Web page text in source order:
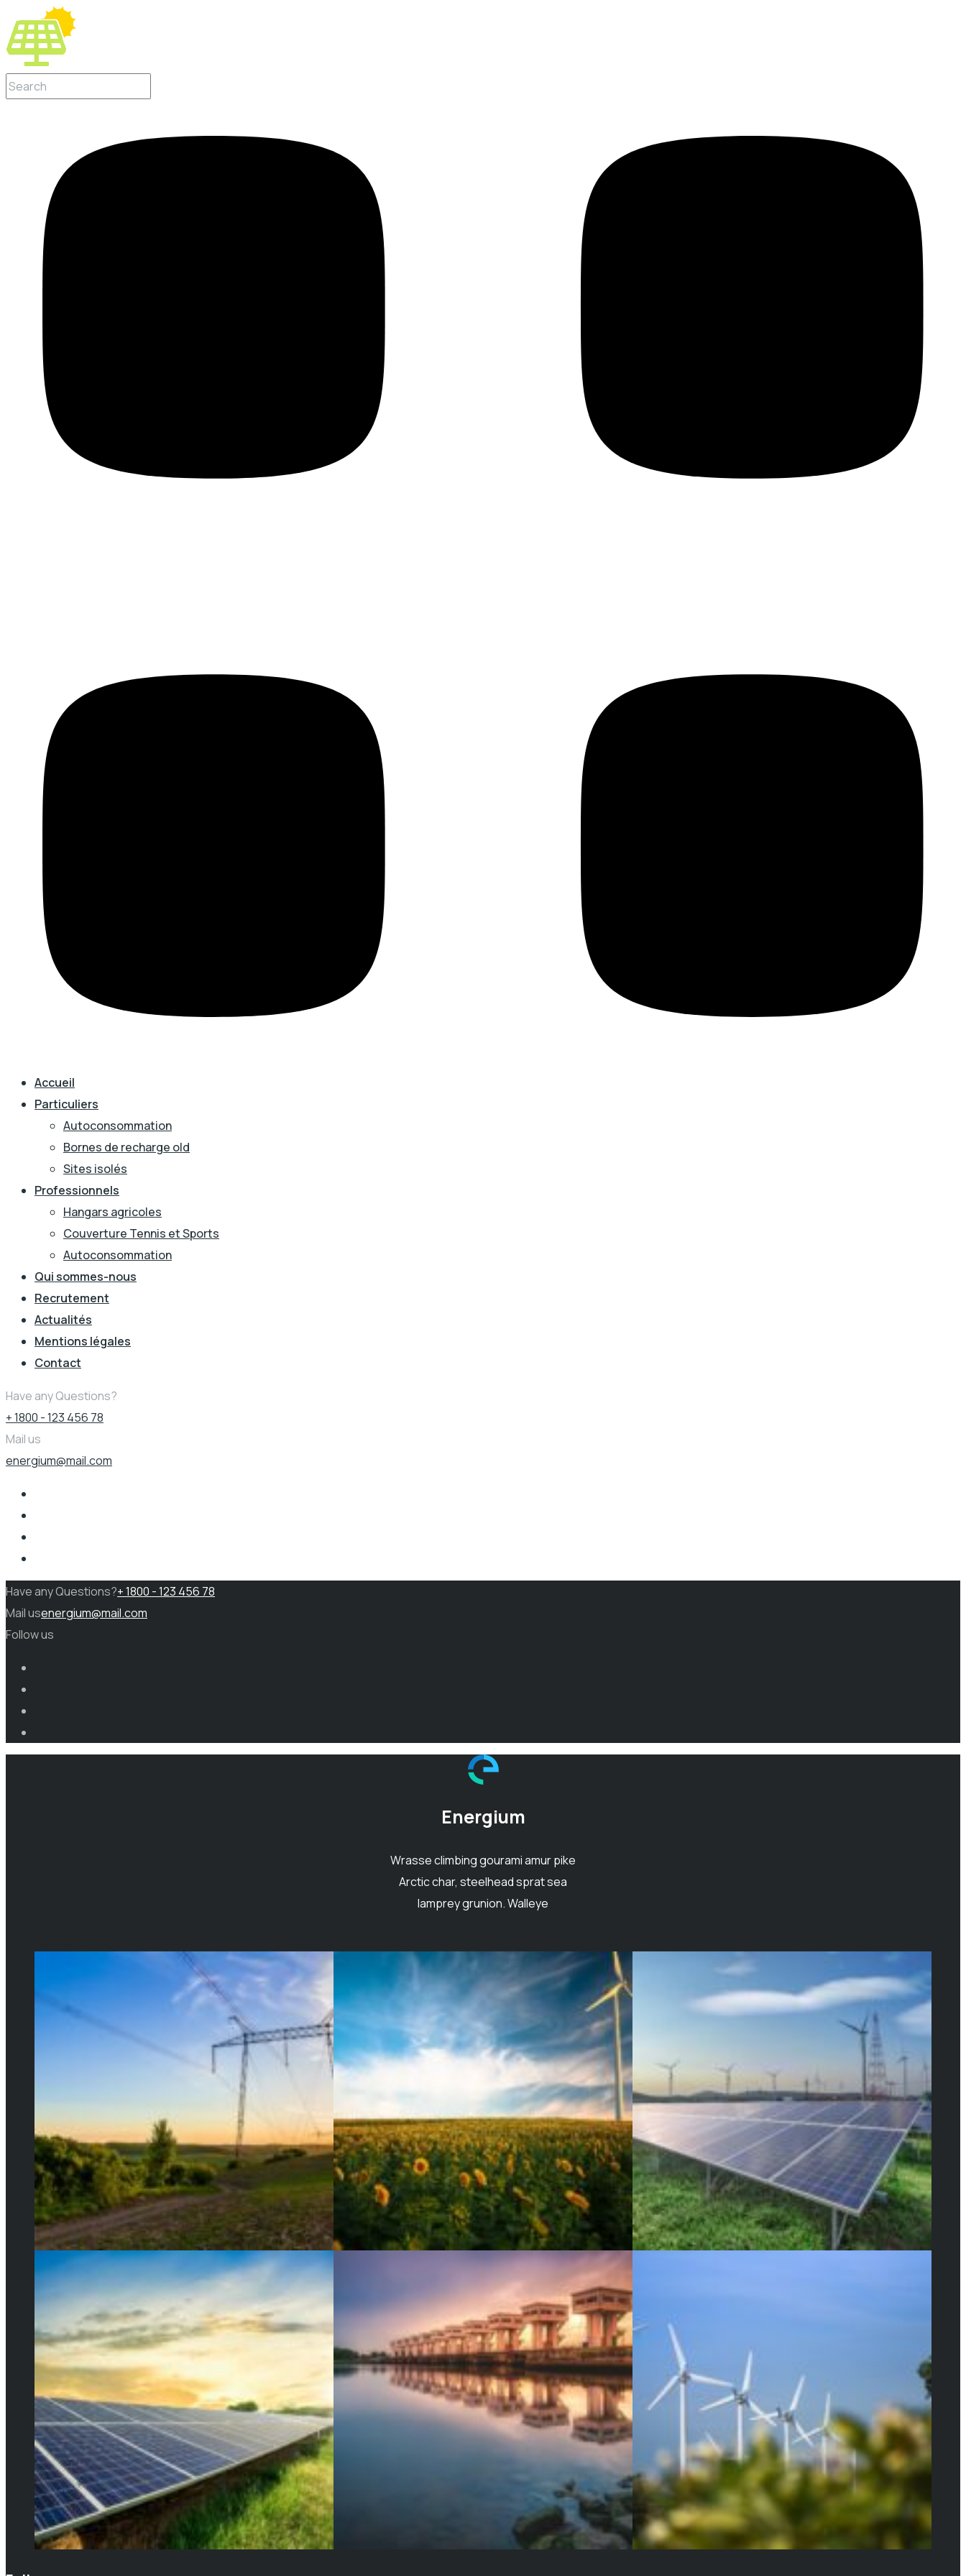
Accueil
Particuliers
Autoconsommation
Bornes de recharge old
Sites isolés
Professionnels
Hangars agricoles
Couverture Tennis et Sports
Autoconsommation
Qui sommes-nous
Recrutement
Actualités
Mentions légales
Contact
Have any Questions?
+ 1800 - 123 456 78
Mail us
energium@mail.com
Have any Questions?+ 1800 - 123 456 78
Mail usenergium@mail.com
Follow us
Energium
Wrasse climbing gourami amur pike
Arctic char, steelhead sprat sea
lamprey grunion. Walleye